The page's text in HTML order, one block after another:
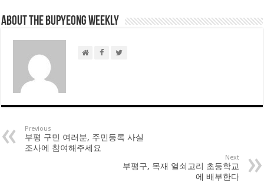
About THE BUPYEONG WEEKLY
Previous
부평 구민 여러분, 주민등록 사실
조사에 참여해주세요
Next
부평구, 목재 열쇠고리 초등학교
에 배부한다